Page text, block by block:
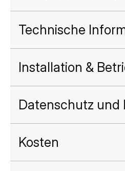
Technische
Installation &
Datenschutz und
Kosten